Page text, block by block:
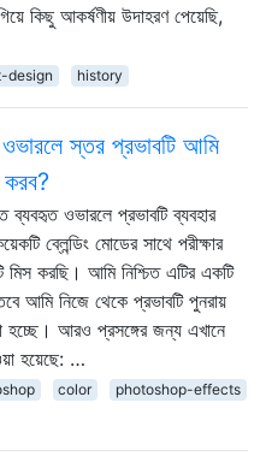
কিছু আকর্ষণীয় উদাহরণ পেয়েছি,
design history
স্তর প্রভাবটি আমি
করব?
ব্যবহৃত ওভারলে প্রভাবটি ব্যবহার
ব্লেন্ডিং মোডের সাথে পরীক্ষার
মিস করছি। আমি নিশ্চিত এটির একটি
আমি নিজে থেকে প্রভাবটি পুনরায়
হচ্ছে। আরও প্রসঙ্গের জন্য এখানে
হয়েছে: …
color photoshop-effects